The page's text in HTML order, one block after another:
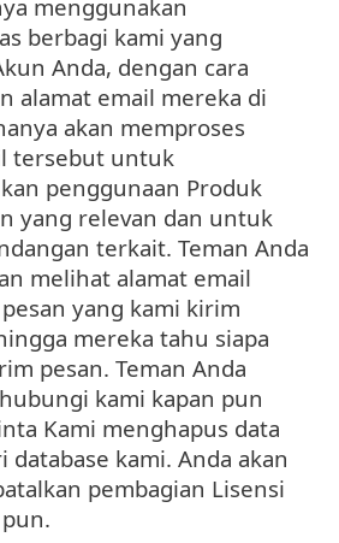
menggunakan
berbagi kami yang
Anda, dengan cara
alamat email mereka di
akan memproses
tersebut untuk
penggunaan Produk
yang relevan dan untuk
terkait. Teman Anda
melihat alamat email
yang kami kirim
mereka tahu siapa
pesan. Teman Anda
kami kapan pun
Kami menghapus data
database kami. Anda akan
pembagian Lisensi